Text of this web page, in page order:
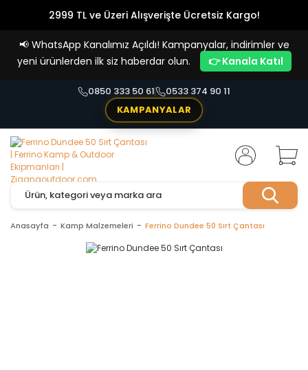
2999 TL ve Üzeri Alışverişte Ücretsiz Kargo!
Vade Farksız 4 Taksit İmkanı!
📢 WhatsApp Kanalımız Açıldı! Kampanyalar, indirimler ve
yeni ürünlerden ilk siz haberdar olun.
👉 Kanala Katıl
0850 333 50 61
0533 374 90 11
KAMPANYALAR
Anasayfa Kamp Malzemeleri Ferrino Dundee 50 Sırt Çantası